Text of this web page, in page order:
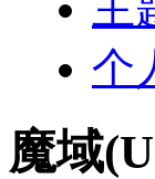
个
魔域